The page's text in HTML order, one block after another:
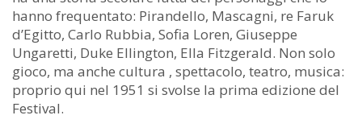
hanno frequentato: Pirandello, Mascagni, re Faruk
d’Egitto, Carlo Rubbia, Sofia Loren, Giuseppe
Ungaretti, Duke Ellington, Ella Fitzgerald. Non solo
gioco, ma anche cultura , spettacolo, teatro, musica:
proprio qui nel 1951 si svolse la prima edizione del
Festival.